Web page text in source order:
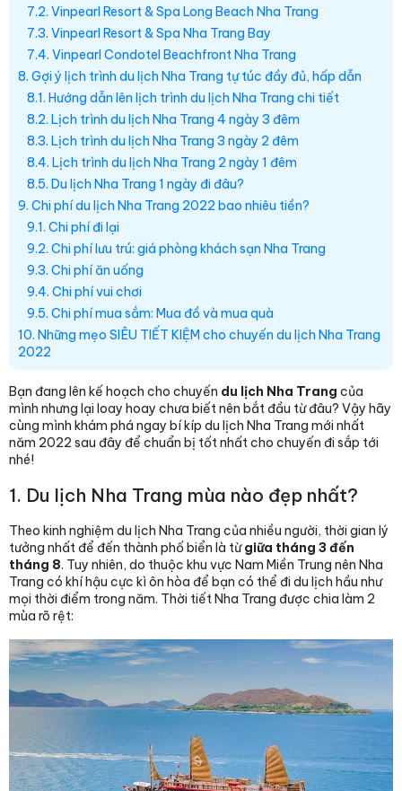
7.2. Vinpearl Resort & Spa Long Beach Nha Trang
7.3. Vinpearl Resort & Spa Nha Trang Bay
7.4. Vinpearl Condotel Beachfront Nha Trang
8. Gợi ý lịch trình du lịch Nha Trang tự túc đầy đủ, hấp dẫn
8.1. Hướng dẫn lên lịch trình du lịch Nha Trang chi tiết
8.2. Lịch trình du lịch Nha Trang 4 ngày 3 đêm
8.3. Lịch trình du lịch Nha Trang 3 ngày 2 đêm
8.4. Lịch trình du lịch Nha Trang 2 ngày 1 đêm
8.5. Du lịch Nha Trang 1 ngày đi đâu?
9. Chi phí du lịch Nha Trang 2022 bao nhiêu tiền?
9.1. Chi phí đi lại
9.2. Chi phí lưu trú: giá phòng khách sạn Nha Trang
9.3. Chi phí ăn uống
9.4. Chi phí vui chơi
9.5. Chi phí mua sắm: Mua đồ và mua quà
10. Những mẹo SIÊU TIẾT KIỆM cho chuyến du lịch Nha Trang
2022
Bạn đang lên kế hoạch cho chuyến du lịch Nha Trang của
mình nhưng lại loay hoay chưa biết nên bắt đầu từ đâu? Vậy hãy
cùng mình khám phá ngay bí kíp du lịch Nha Trang mới nhất
năm 2022 sau đây để chuẩn bị tốt nhất cho chuyến đi sắp tới
nhé!
1. Du lịch Nha Trang mùa nào đẹp nhất?
Theo kinh nghiệm du lịch Nha Trang của nhiều người, thời gian lý
tưởng nhất để đến thành phố biển là từgiữa tháng 3 đến
tháng 8. Tuy nhiên, do thuộc khu vực Nam Miền Trung nên Nha
Trang có khí hậu cực kì ôn hòa để bạn có thể đi du lịch hầu như
mọi thời điểm trong năm. Thời tiết Nha Trang được chia làm 2
mùa rõ rệt: